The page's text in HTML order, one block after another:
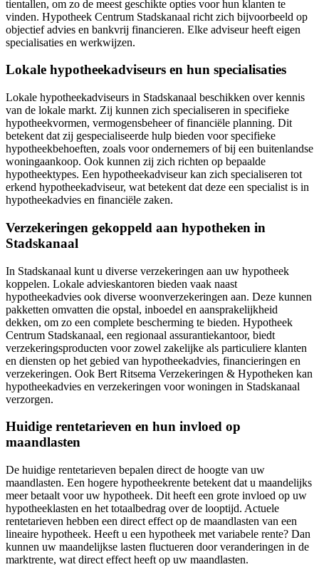
tientallen, om zo de meest geschikte opties voor hun klanten te
vinden. Hypotheek Centrum Stadskanaal richt zich bijvoorbeeld op
objectief advies en bankvrij financieren. Elke adviseur heeft eigen
specialisaties en werkwijzen.
Lokale hypotheekadviseurs en hun specialisaties
Lokale hypotheekadviseurs in Stadskanaal beschikken over kennis
van de lokale markt. Zij kunnen zich specialiseren in specifieke
hypotheekvormen, vermogensbeheer of financiële planning. Dit
betekent dat zij gespecialiseerde hulp bieden voor specifieke
hypotheekbehoeften, zoals voor ondernemers of bij een buitenlandse
woningaankoop. Ook kunnen zij zich richten op bepaalde
hypotheektypes. Een hypotheekadviseur kan zich specialiseren tot
erkend hypotheekadviseur, wat betekent dat deze een specialist is in
hypotheekadvies en financiële zaken.
Verzekeringen gekoppeld aan hypotheken in
Stadskanaal
In Stadskanaal kunt u diverse verzekeringen aan uw hypotheek
koppelen. Lokale advieskantoren bieden vaak naast
hypotheekadvies ook diverse woonverzekeringen aan. Deze kunnen
pakketten omvatten die opstal, inboedel en aansprakelijkheid
dekken, om zo een complete bescherming te bieden. Hypotheek
Centrum Stadskanaal, een regionaal assurantiekantoor, biedt
verzekeringsproducten voor zowel zakelijke als particuliere klanten
en diensten op het gebied van hypotheekadvies, financieringen en
verzekeringen. Ook Bert Ritsema Verzekeringen & Hypotheken kan
hypotheekadvies en verzekeringen voor woningen in Stadskanaal
verzorgen.
Huidige rentetarieven en hun invloed op
maandlasten
De huidige rentetarieven bepalen direct de hoogte van uw
maandlasten. Een hogere hypotheekrente betekent dat u maandelijks
meer betaalt voor uw hypotheek. Dit heeft een grote invloed op uw
hypotheeklasten en het totaalbedrag over de looptijd. Actuele
rentetarieven hebben een direct effect op de maandlasten van een
lineaire hypotheek. Heeft u een hypotheek met variabele rente? Dan
kunnen uw maandelijkse lasten fluctueren door veranderingen in de
marktrente, wat direct effect heeft op uw maandlasten.